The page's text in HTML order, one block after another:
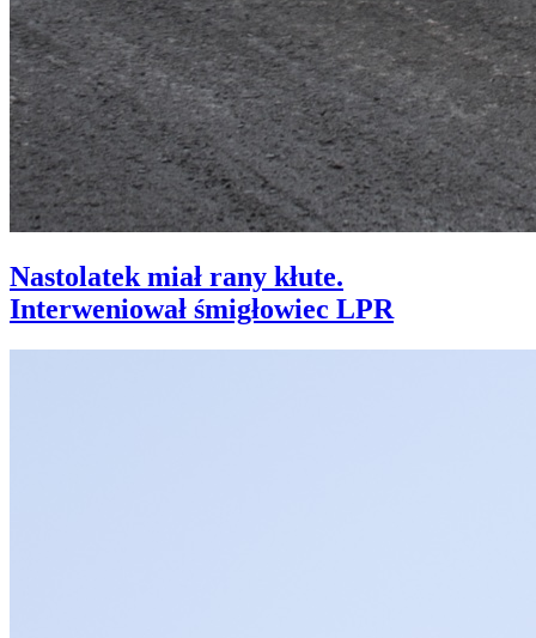
Nastolatek miał rany kłute.
Interweniował śmigłowiec LPR